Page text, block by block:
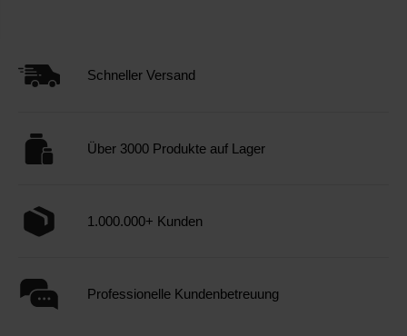
Schneller Versand
Über 3000 Produkte auf Lager
1.000.000+ Kunden
Professionelle Kundenbetreuung